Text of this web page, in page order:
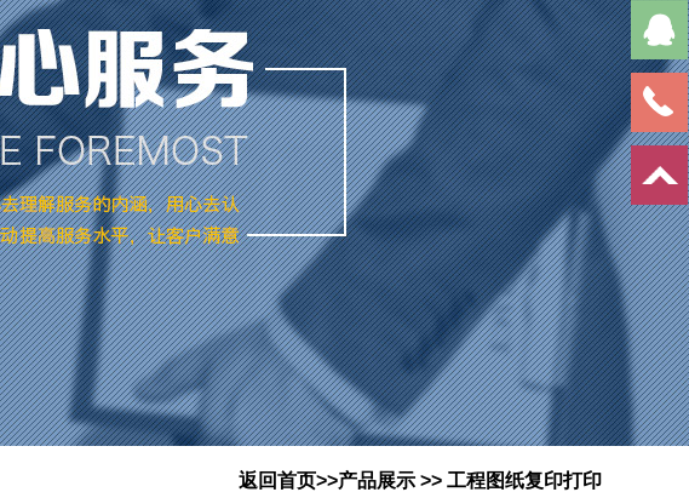
返回首页>>产品展示 >> 工程图纸复印打印